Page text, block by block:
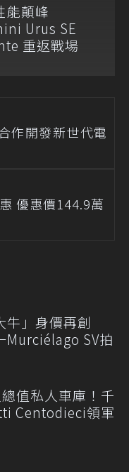
能顛峰
Urus SE
重返戰場
作開發新世代電
優惠價144.9萬
牛」身價再創
Murciélago SV拍
值私人車庫！千
Centodieci領軍